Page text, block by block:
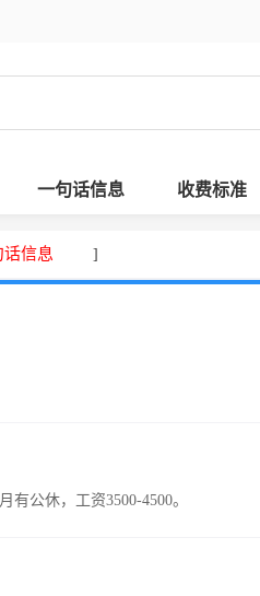
一句话信息 收费标准
信息 ]
公休，工资3500-4500。